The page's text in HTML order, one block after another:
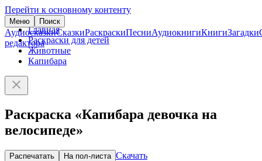
Перейти к основному контенту
Меню Поиск
АудиосказкиСказкиРаскраскиПесниАудиокнигиКнигиЗагадки
редактора
Главная
Раскраски для детей
Животные
Капибара
Раскраска «Капибара девочка на
велосипеде»
Распечатать На пол-листа Скачать